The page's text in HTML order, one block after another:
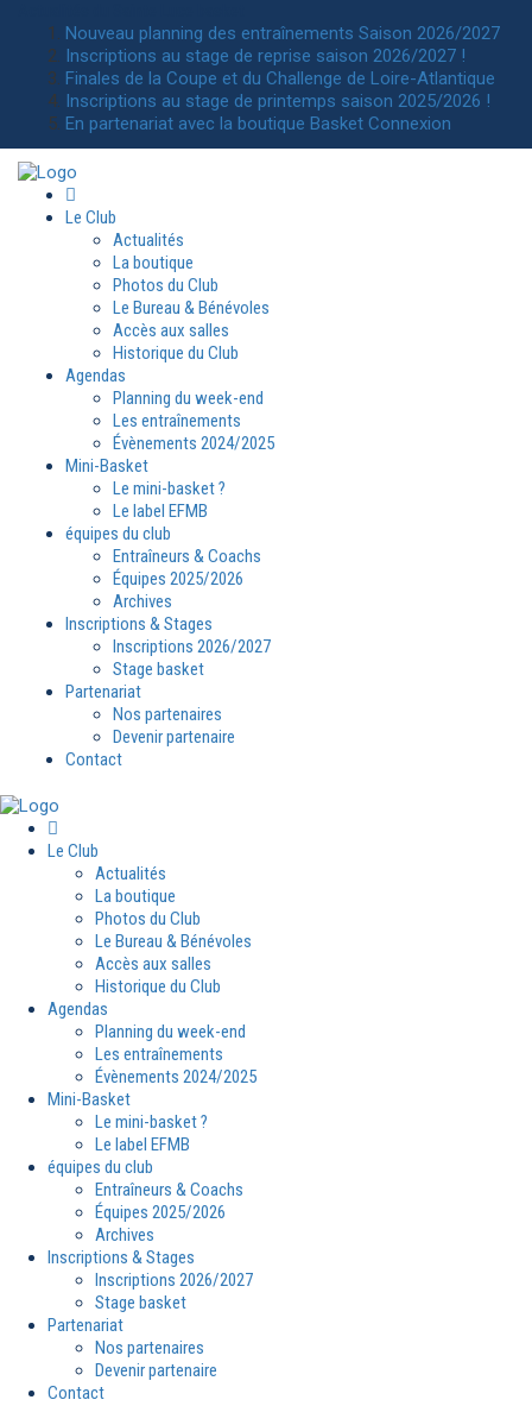
Nouveau planning des entraînements Saison 2026/2027
Inscriptions au stage de reprise saison 2026/2027 !
Finales de la Coupe et du Challenge de Loire-Atlantique
Inscriptions au stage de printemps saison 2025/2026 !
En partenariat avec la boutique Basket Connexion
Le Club
Actualités
La boutique
Photos du Club
Le Bureau & Bénévoles
Accès aux salles
Historique du Club
Agendas
Planning du week-end
Les entraînements
Évènements 2024/2025
Mini-Basket
Le mini-basket ?
Le label EFMB
équipes du club
Entraîneurs & Coachs
Équipes 2025/2026
Archives
Inscriptions & Stages
Inscriptions 2026/2027
Stage basket
Partenariat
Nos partenaires
Devenir partenaire
Contact
Le Club
Actualités
La boutique
Photos du Club
Le Bureau & Bénévoles
Accès aux salles
Historique du Club
Agendas
Planning du week-end
Les entraînements
Évènements 2024/2025
Mini-Basket
Le mini-basket ?
Le label EFMB
équipes du club
Entraîneurs & Coachs
Équipes 2025/2026
Archives
Inscriptions & Stages
Inscriptions 2026/2027
Stage basket
Partenariat
Nos partenaires
Devenir partenaire
Contact